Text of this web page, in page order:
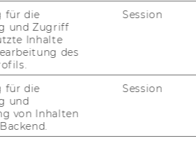
für die
und Zugriff
Inhalte
des
Session
für die
und
von Inhalten
Session